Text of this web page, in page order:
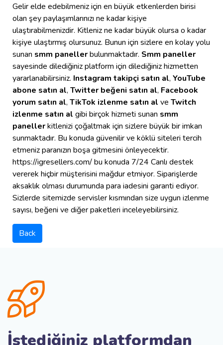
Gelir elde edebilmeniz için en büyük etkenlerden birisi
olan şey paylaşımlarınızı ne kadar kişiye
ulaştırabilmenizdir. Kitleniz ne kadar büyük olursa o kadar
kişiye ulaştırmış olursunuz. Bunun için sizlere en kolay yolu
sunan smm panellerbulunmaktadır. Smm paneller
sayesinde dilediğiniz platform için dilediğiniz hizmetten
yararlanabilirsiniz. Instagram takipçi satın al, YouTube
abone satın al, Twitter beğeni satın al, Facebook
yorum satın al, TikTok izlenme satın al ve Twitch
izlenme satın al gibi birçok hizmeti sunan smm
panellerkitlenizi çoğaltmak için sizlere büyük bir imkan
sunmaktadır. Bu konuda güvenilir ve köklü siteleri tercih
etmeniz paranızın boşa gitmesini önleyecektir.
https://igresellers.com/ bu konuda 7/24 Canlı destek
vererek hiçbir müşterisini mağdur etmiyor. Siparişlerde
aksaklık olması durumunda para iadesini garanti ediyor.
Sizlerde sitemizde servisler kısmından size uygun izlenme
sayısı, beğeni ve diğer paketleri inceleyebilirsiniz.
Back
İstediğiniz platformdan